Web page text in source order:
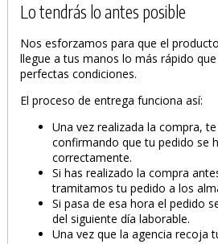
Lo tendrás lo antes posible
Nos esforzamos para que el
llegue a tus manos lo más rápido que
perfectas condiciones.
El proceso de entrega funciona así:
Una vez realizada la compra,
confirmando que tu pedido se
correctamente.
Si has realizado la compra
tramitamos tu pedido a los
Si pasa de esa hora el pedido
del siguiente día laborable.
Una vez que la agencia recoja